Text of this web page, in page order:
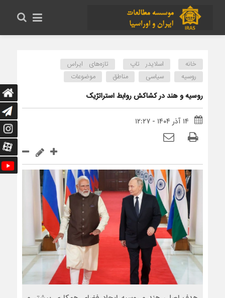
خانه اسلایدر تاپ
تازه‌های ایراس
روسیه
سیاسی مناطق موضوعات
روسیه و هند در کشاکش روابط استراتژیک
۱۴ آذر ۱۴۰۴ - ۱۲:۲۷